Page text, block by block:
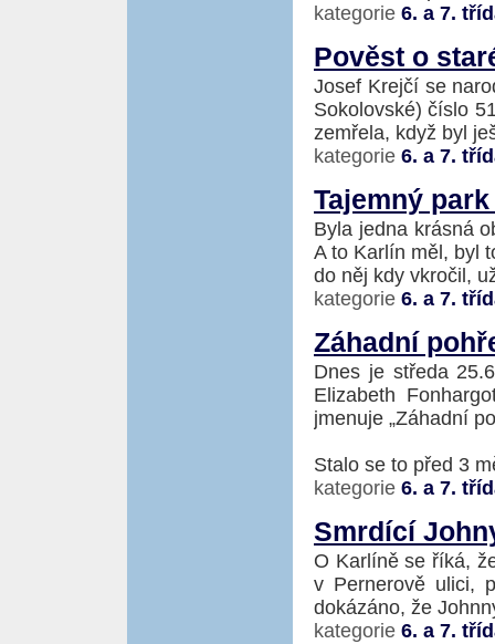
kategorie 6. a 7.
Pověst o
Josef Krejčí se
Sokolovské) číslo
zemřela, když byl
kategorie 6. a 7.
Tajemný
Byla jedna krásná
A to Karlín měl, byl
do něj kdy vkročil,
kategorie 6. a 7.
Záhadní
Dnes je středa
Elizabeth
jmenuje „Záhadní
Stalo se to před 3
kategorie 6. a 7.
Smrdící
O Karlíně se říká,
v Pernerově ulici,
dokázáno, že
kategorie 6. a 7.